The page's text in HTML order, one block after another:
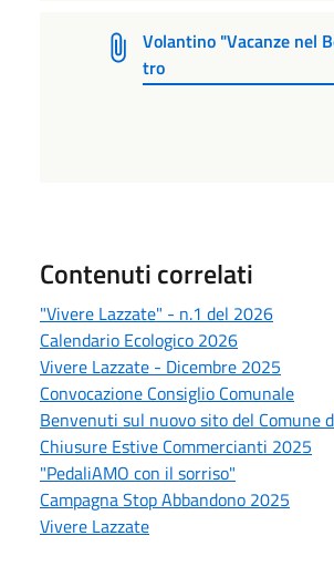
Volantino "Vacanze nel
tro
Contenuti correlati
"Vivere Lazzate" - n.1 del 2026
Calendario Ecologico 2026
Vivere Lazzate - Dicembre 2025
Convocazione Consiglio Comunale
Benvenuti sul nuovo sito del Comune
Chiusure Estive Commercianti 2025
"PedaliAMO con il sorriso"
Campagna Stop Abbandono 2025
Vivere Lazzate